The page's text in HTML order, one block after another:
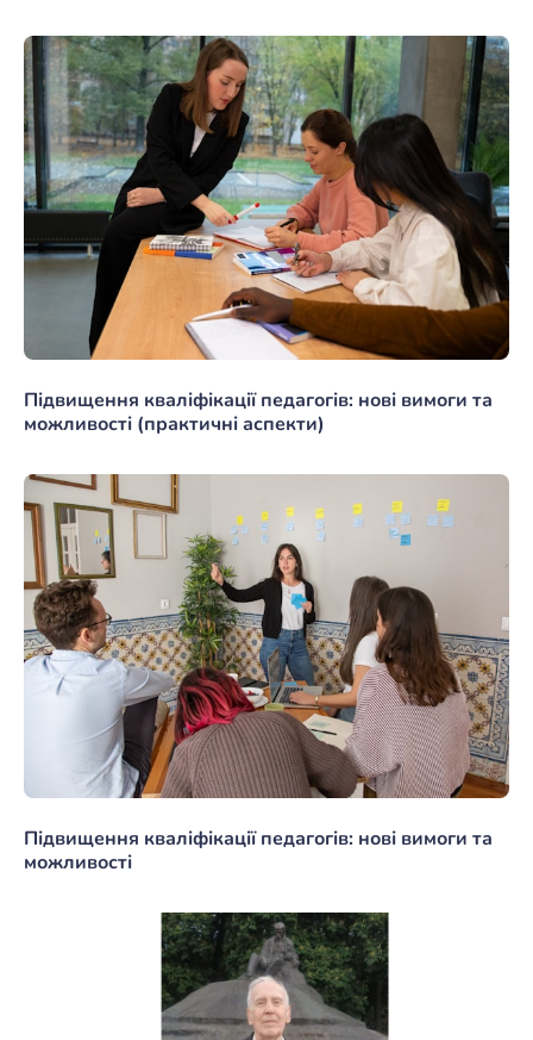
Підвищення кваліфікації педагогів: нові вимоги та
можливості (практичні аспекти)
Підвищення кваліфікації педагогів: нові вимоги та
можливості